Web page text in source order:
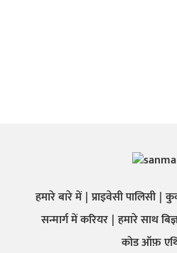
हमारे बारे में प्राइवेसी पालिसी
सन्मार्ग में करियर हमारे साथ
कोड ऑफ़